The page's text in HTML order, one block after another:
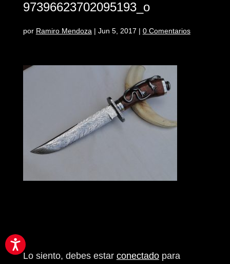
97396623702095193_o
por Ramiro Mendoza | Jun 5, 2017 | 0 Comentarios
Enviar comentario
Lo siento, debes estar conectadopara